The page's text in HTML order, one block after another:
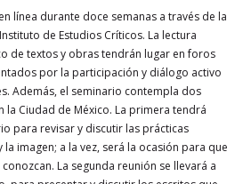
línea durante doce semanas a través de la
de Estudios Críticos. La lectura
de textos y obras tendrán lugar en foros
por la participación y diálogo activo
Además, el seminario contempla dos
la Ciudad de México. La primera tendrá
para revisar y discutir las prácticas
imagen; a la vez, será la ocasión para que
La segunda reunión se llevará a